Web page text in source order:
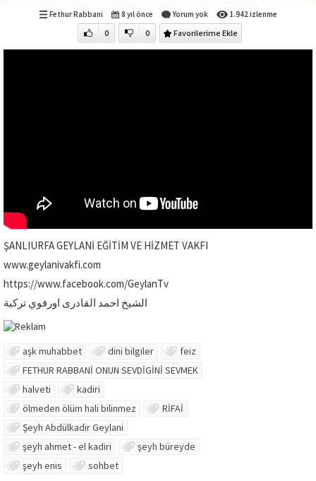
Fethur Rabbani 8 yıl önce Yorum yok 1.942 izlenme
0 0 Favorilerime Ekle
ŞANLIURFA GEYLANİ EĞİTİM VE HİZMET VAKFI
www.geylanivakfi.com
https://www.facebook.com/GeylanTv
الشيخ احمد القادرى اورفوي تركية
aşk muhabbet dini bilgiler
feiz
FETHUR RABBANİ ONUN SEVDİGİNİ SEVMEK
halveti
kadiri
ölmeden ölüm hali bilinmez
RİFAİ
Şeyh Abdülkadir Geylani
şeyh ahmet - el kadiri
şeyh büreyde
şeyh enis
sohbet